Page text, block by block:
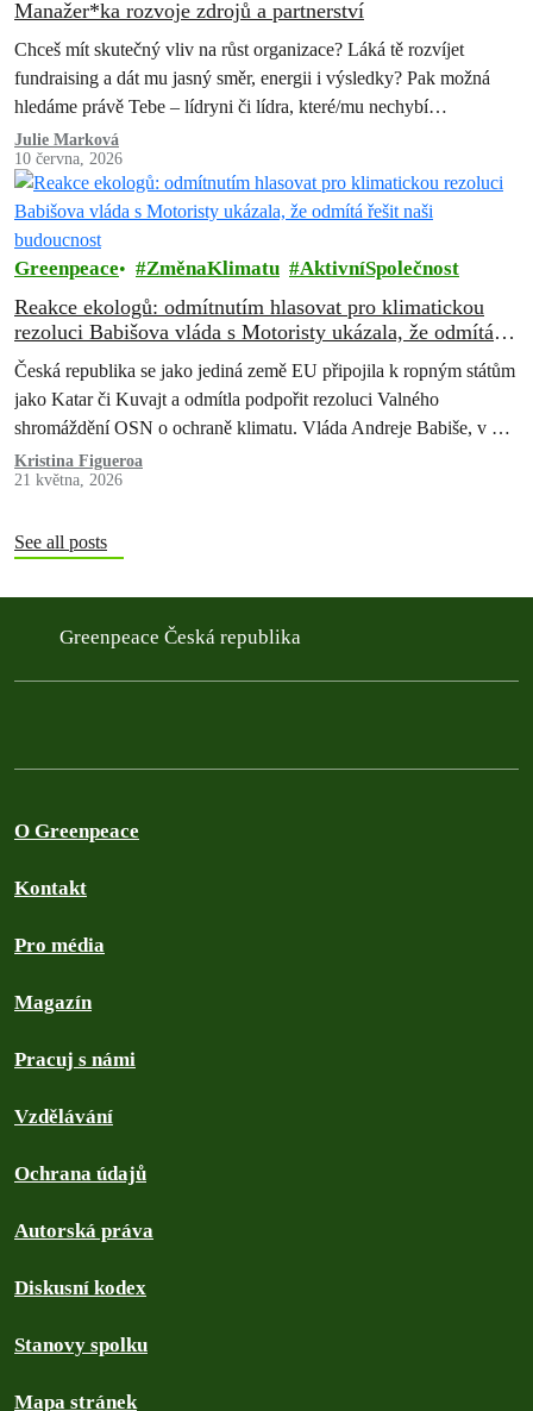
Manažer*ka rozvoje zdrojů a partnerství
Chceš mít skutečný vliv na růst organizace? Láká tě rozvíjet
fundraising a dát mu jasný směr, energii i výsledky? Pak možná
hledáme právě Tebe – lídryni či lídra, které/mu nechybí…
Julie Marková
10 června, 2026
Greenpeace ZměnaKlimatu AktivníSpolečnost
Reakce ekologů: odmítnutím hlasovat pro klimatickou
rezoluci Babišova vláda s Motoristy ukázala, že odmítá
řešit naši budoucnost
Česká republika se jako jediná země EU připojila k ropným státům
jako Katar či Kuvajt a odmítla podpořit rezoluci Valného
shromáždění OSN o ochraně klimatu. Vláda Andreje Babiše, v níž
Motoristé drží ministerstvo zahraničí i životního prostředí, tím jasně
ukázala, že ochrana přírody a budoucnost lidí ohrožených
Kristina Figueroa
21 května, 2026
See all posts
Greenpeace Česká republika
O Greenpeace
Kontakt
Pro média
Magazín
Pracuj s námi
Vzdělávání
Ochrana údajů
Autorská práva
Diskusní kodex
Stanovy spolku
Mapa stránek